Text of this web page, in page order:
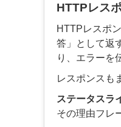
HTTPレス
HTTPレスポ
答」として返
り、エラーを
レスポンスも
ステータスラ
その理由フレ